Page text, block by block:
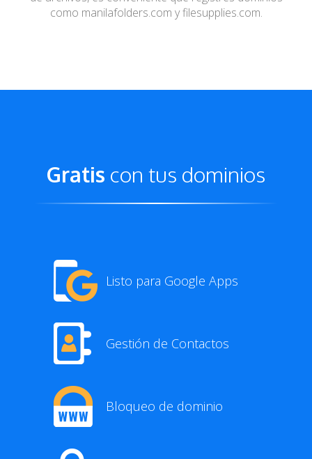
como manilafolders.com y filesupplies.com.
Gratis con tus dominios
Listo para Google Apps
Gestión de Contactos
Bloqueo de dominio